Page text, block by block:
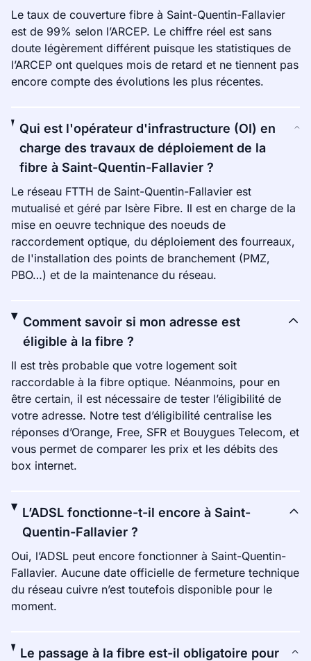
Le taux de couverture fibre à Saint-Quentin-Fallavier
est de 99% selon l’ARCEP. Le chiffre réel est sans
doute légèrement différent puisque les statistiques de
l’ARCEP ont quelques mois de retard et ne tiennent pas
encore compte des évolutions les plus récentes.
Qui est l'opérateur d'infrastructure (OI) en
charge des travaux de déploiement de la
fibre à Saint-Quentin-Fallavier ?
Le réseau FTTH de Saint-Quentin-Fallavier est
mutualisé et géré par Isère Fibre. Il est en charge de la
mise en oeuvre technique des noeuds de
raccordement optique, du déploiement des fourreaux,
de l'installation des points de branchement (PMZ,
PBO…) et de la maintenance du réseau.
Comment savoir si mon adresse est
éligible à la fibre ?
Il est très probable que votre logement soit
raccordable à la fibre optique. Néanmoins, pour en
être certain, il est nécessaire de tester l’éligibilité de
votre adresse. Notre test d’éligibilité centralise les
réponses d’Orange, Free, SFR et Bouygues Telecom, et
vous permet de comparer les prix et les débits des
box internet.
L’ADSL fonctionne-t-il encore à Saint-
Quentin-Fallavier ?
Oui, l’ADSL peut encore fonctionner à Saint-Quentin-
Fallavier. Aucune date officielle de fermeture technique
du réseau cuivre n’est toutefois disponible pour le
moment.
Le passage à la fibre est-il obligatoire pour